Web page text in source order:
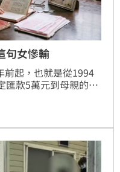
句女慘輸
前起，也就是從1994
匯款5萬元到母親的郵
她出嫁時再當作嫁妝
親告上法院，但法官
證母女間確有「代管
不能排除是扶養費等